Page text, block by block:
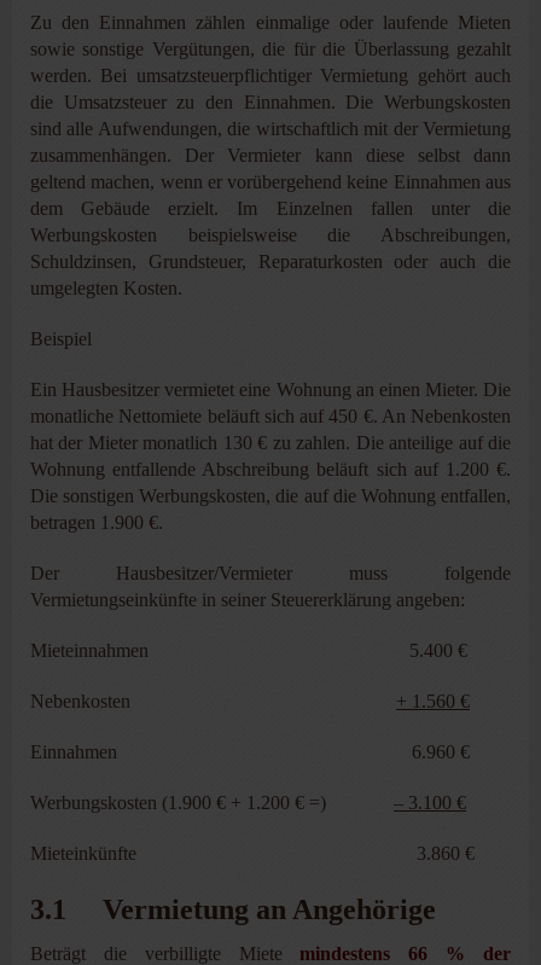
Zu den Einnahmen zählen einmalige oder laufende Mieten
sowie sonstige Vergütungen, die für die Überlassung gezahlt
werden. Bei umsatzsteuerpflichtiger Vermietung gehört auch
die Umsatzsteuer zu den Einnahmen. Die Werbungskosten
sind alle Aufwendungen, die wirtschaftlich mit der Vermietung
zusammenhängen. Der Vermieter kann diese selbst dann
geltend machen, wenn er vorübergehend keine Einnahmen aus
dem Gebäude erzielt. Im Einzelnen fallen unter die
Werbungskosten beispielsweise die Abschreibungen,
Schuldzinsen, Grundsteuer, Reparaturkosten oder auch die
umgelegten Kosten.
Beispiel
Ein Hausbesitzer vermietet eine Wohnung an einen Mieter. Die
monatliche Nettomiete beläuft sich auf 450 €. An Nebenkosten
hat der Mieter monatlich 130 € zu zahlen. Die anteilige auf die
Wohnung entfallende Abschreibung beläuft sich auf 1.200 €.
Die sonstigen Werbungskosten, die auf die Wohnung entfallen,
betragen 1.900 €.
Der Hausbesitzer/Vermieter muss folgende
Vermietungseinkünfte in seiner Steuererklärung angeben:
Mieteinnahmen 5.400 €
Nebenkosten + 1.560 €
Einnahmen 6.960 €
Werbungskosten (1.900 € + 1.200 € =) – 3.100 €
Mieteinkünfte 3.860 €
3.1 Vermietung an Angehörige
Beträgt die verbilligte Miete mindestens 66 % der